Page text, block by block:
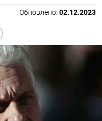
Обновлено: 02.12.2023